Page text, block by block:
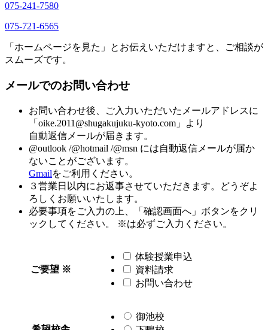
075-241-7580
075-721-6565
「ホームページを見た」とお伝えいただけますと、ご相談が
スムーズです。
メールでのお問い合わせ
お問い合わせ後、ご入力いただいたメールアドレスに
「oike.2011@shugakujuku-kyoto.com」より
自動返信メールが届きます。
@outlook /@hotmail /@msn には自動返信メールが届か
ないことがございます。
Gmailをご利用ください。
３営業日以内にお返事させていただきます。どうぞよ
ろしくお願いいたします。
必要事項をご入力の上、「確認画面へ」ボタンをクリ
ックしてください。
※は必ずご入力ください。
ご要望※
体験授業申込
資料請求
お問い合わせ
御池校